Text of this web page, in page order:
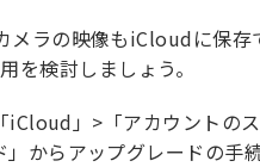
メラの映像もiCloudに保
を検討しましょう。
」>「アカウントの
からアップグレードの手続